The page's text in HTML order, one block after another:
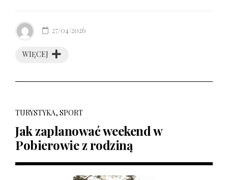
WIĘCEJ
27/04/2026
TURYSTYKA, SPORT
Jak zaplanować weekend w
Pobierowie z rodziną